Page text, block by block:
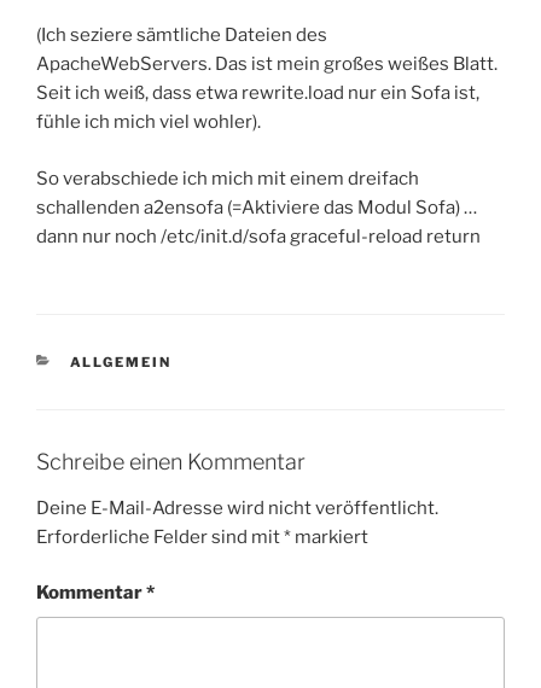
(Ich seziere sämtliche Dateien des
ApacheWebServers. Das ist mein großes weißes Blatt.
Seit ich weiß, dass etwa rewrite.load nur ein Sofa ist,
fühle ich mich viel wohler).
So verabschiede ich mich mit einem dreifach
schallenden a2ensofa (=Aktiviere das Modul Sofa) …
dann nur noch /etc/init.d/sofa graceful-reload return
KATEGORIEN
ALLGEMEIN
Schreibe einen Kommentar
Deine E-Mail-Adresse wird nicht veröffentlicht.
Erforderliche Felder sind mit* markiert
Kommentar*